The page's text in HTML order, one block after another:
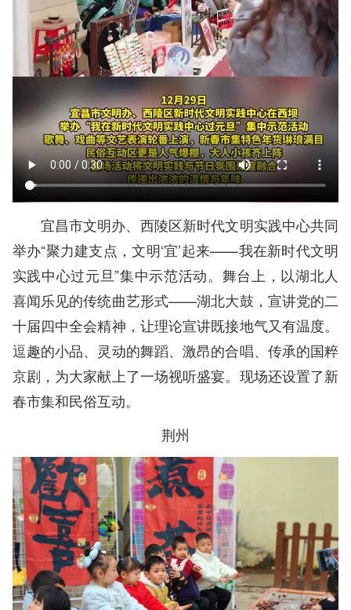
宜昌市文明办、西陵区新时代文明实践中心共同
举办“聚力建支点，文明‘宜’起来——我在新时代文明
实践中心过元旦”集中示范活动。舞台上，以湖北人
喜闻乐见的传统曲艺形式——湖北大鼓，宣讲党的二
十届四中全会精神，让理论宣讲既接地气又有温度。
逗趣的小品、灵动的舞蹈、激昂的合唱、传承的国粹
京剧，为大家献上了一场视听盛宴。现场还设置了新
春市集和民俗互动。
荆州